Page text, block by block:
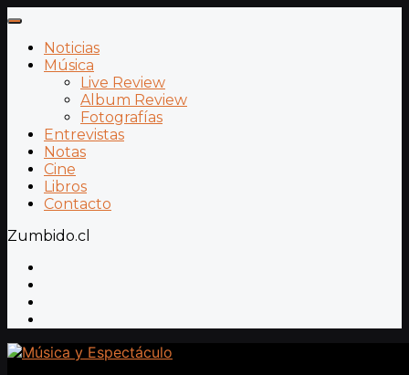
Noticias
Música
Live Review
Album Review
Fotografías
Entrevistas
Notas
Cine
Libros
Contacto
Zumbido.cl